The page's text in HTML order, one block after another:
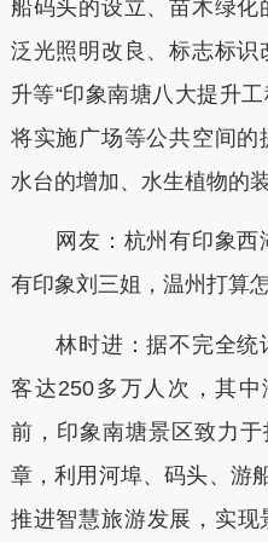
船码头的设立、苗木绿化
泛光照明改良、标志标
升等“印象南塘八大提升
将实施广场等公共空间
水台的增加、水生植物的
网友：杭州有印象西
有印象刘三姐，温州打算
林时进：据不完全统
客达250多万人次，其
前，印象南塘景区致力于
章，利用河埠、码头、游
推进智慧旅游发展，实